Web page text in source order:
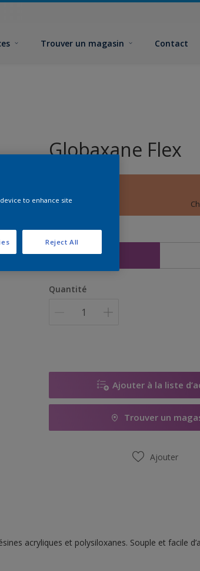
Trouver un magasin Contact
Globaxane Flex
5L
Quantité
Ajouter à la liste
Trouver un
Ajouter
acryliques et polysiloxanes. Souple et facile
to enhance site
Reject All